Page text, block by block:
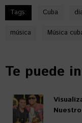
Tags: Cuba
música Música
Te puede